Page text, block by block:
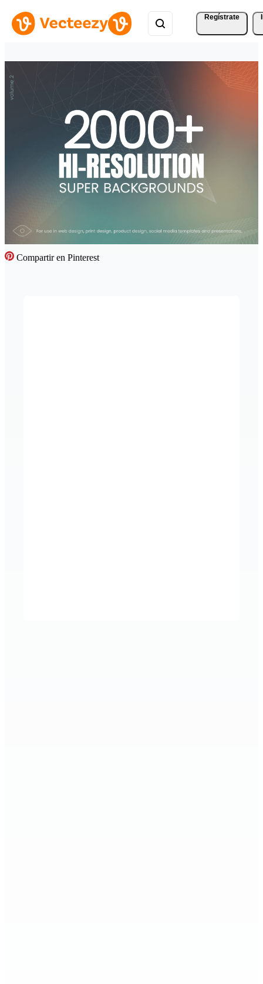
Regístrate
Compartir en Pinterest